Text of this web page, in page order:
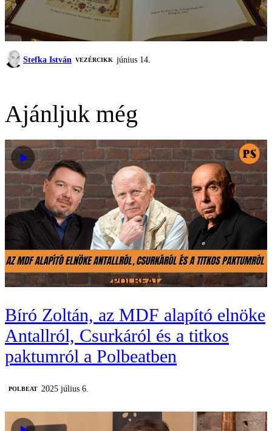
Stefka István VEZÉRCIKK június 14.
Ajánljuk még
Bíró Zoltán, az MDF alapító elnöke
Antallról, Csurkáról és a titkos
paktumról a Polbeatben
‎POLBEAT 2025 július 6.